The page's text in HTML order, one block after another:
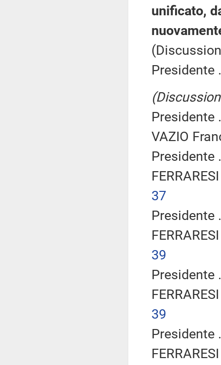
unificato,
Presidente
Presidente
VAZIO
Presidente
37
Presidente
39
Presidente
39
Presidente